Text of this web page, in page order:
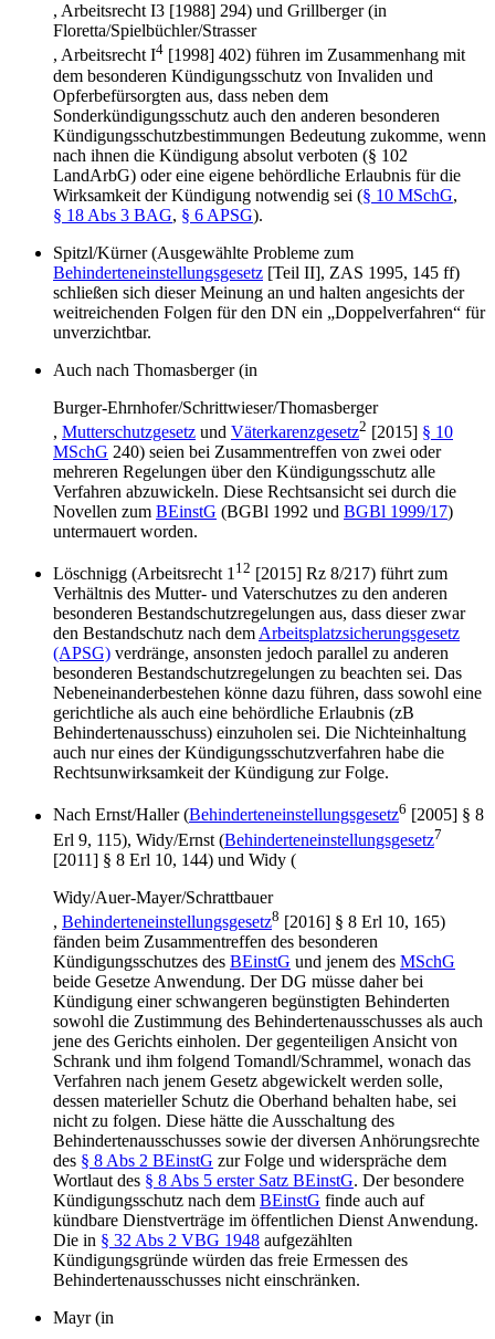
, Arbeitsrecht I3 [1988] 294) und Grillberger(in
Floretta/Spielbüchler/Strasser
, Arbeitsrecht I4 [1998] 402) führen im Zusammenhang mit
dem besonderen Kündigungsschutz von Invaliden und
Opferbefürsorgten aus, dass neben dem
Sonderkündigungsschutz auch den anderen besonderen
Kündigungsschutzbestimmungen Bedeutung zukomme, wenn
nach ihnen die Kündigung absolut verboten (§ 102
LandArbG) oder eine eigene behördliche Erlaubnis für die
Wirksamkeit der Kündigung notwendig sei (§ 10 MSchG,
§ 18 Abs 3 BAG, § 6 APSG).
Spitzl/Kürner(Ausgewählte Probleme zum
Behinderteneinstellungsgesetz [Teil II], ZAS 1995, 145 ff)
schließen sich dieser Meinung an und halten angesichts der
weitreichenden Folgen für den DN ein „Doppelverfahren“ für
unverzichtbar.
Auch nach Thomasberger(in
Burger-Ehrnhofer/Schrittwieser/Thomasberger
, Mutterschutzgesetz und Väterkarenzgesetz2 [2015] § 10
MSchG 240) seien bei Zusammentreffen von zwei oder
mehreren Regelungen über den Kündigungsschutz alle
Verfahren abzuwickeln. Diese Rechtsansicht sei durch die
Novellen zum BEinstG (BGBl 1992 und BGBl 1999/17)
untermauert worden.
Löschnigg (Arbeitsrecht 1 12 [2015] Rz 8/217) führt zum
Verhältnis des Mutter- und Vaterschutzes zu den anderen
besonderen Bestandschutzregelungen aus, dass dieser zwar
den Bestandschutz nach dem Arbeitsplatzsicherungsgesetz
(APSG) verdränge, ansonsten jedoch parallel zu anderen
besonderen Bestandschutzregelungen zu beachten sei. Das
Nebeneinanderbestehen könne dazu führen, dass sowohl eine
gerichtliche als auch eine behördliche Erlaubnis (zB
Behindertenausschuss) einzuholen sei. Die Nichteinhaltung
auch nur eines der Kündigungsschutzverfahren habe die
Rechtsunwirksamkeit der Kündigung zur Folge.
Nach Ernst/Haller(Behinderteneinstellungsgesetz6 [2005] § 8
Erl 9, 115), Widy/Ernst (Behinderteneinstellungsgesetz7
[2011] § 8 Erl 10, 144) und Widy (
Widy/Auer-Mayer/Schrattbauer
, Behinderteneinstellungsgesetz8 [2016] § 8 Erl 10, 165)
fänden beim Zusammentreffen des besonderen
Kündigungsschutzes des BEinstG und jenem des MSchG
beide Gesetze Anwendung. Der DG müsse daher bei
Kündigung einer schwangeren begünstigten Behinderten
sowohl die Zustimmung des Behindertenausschusses als auch
jene des Gerichts einholen. Der gegenteiligen Ansicht von
Schrank und ihm folgend Tomandl/Schrammel, wonach das
Verfahren nach jenem Gesetz abgewickelt werden solle,
dessen materieller Schutz die Oberhand behalten habe, sei
nicht zu folgen. Diese hätte die Ausschaltung des
Behindertenausschusses sowie der diversen Anhörungsrechte
des § 8 Abs 2 BEinstG zur Folge und widerspräche dem
Wortlaut des § 8 Abs 5 erster Satz BEinstG. Der besondere
Kündigungsschutz nach dem BEinstG finde auch auf
kündbare Dienstverträge im öffentlichen Dienst Anwendung.
Die in § 32 Abs 2 VBG 1948 aufgezählten
Kündigungsgründe würden das freie Ermessen des
Behindertenausschusses nicht einschränken.
Mayr(in